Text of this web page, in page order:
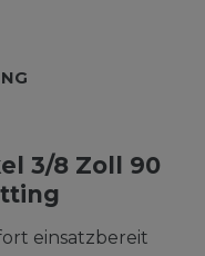
3/8 Zoll 90
einsatzbereit